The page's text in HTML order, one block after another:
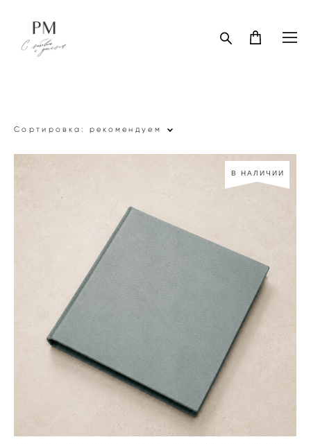
Сортировка: рекомендуем
В НАЛИЧИИ